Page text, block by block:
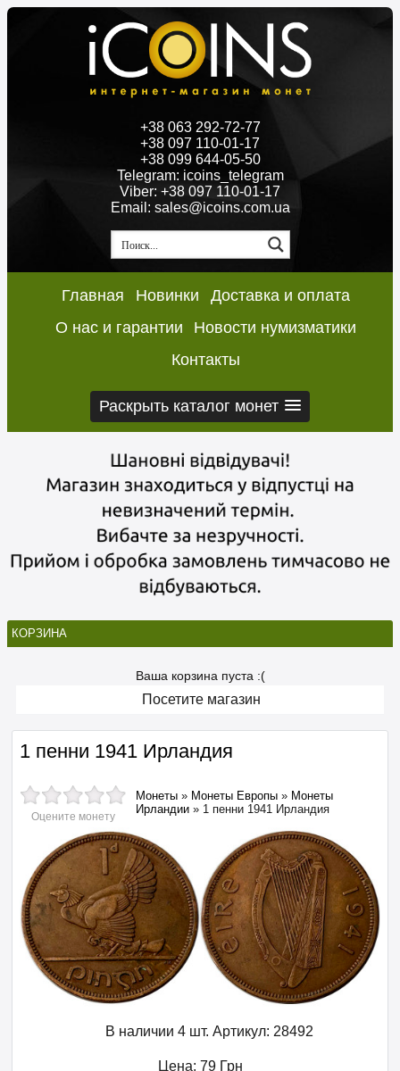
+38 063 292-72-77
+38 097 110-01-17
+38 099 644-05-50
Telegram: icoins_telegram
Viber: +38 097 110-01-17
Email: sales@icoins.com.ua
Главная Новинки
Доставка и оплата
О нас и гарантии
Новости нумизматики
Контакты
Раскрыть каталог монет
КОРЗИНА
Ваша корзина пуста :(
Посетите магазин
1 пенни 1941 Ирландия
Оцените монету
Монеты » Монеты Европы » Монеты
Ирландии » 1 пенни 1941 Ирландия
В наличии 4 шт. Артикул: 28492
Цена: 79 Грн